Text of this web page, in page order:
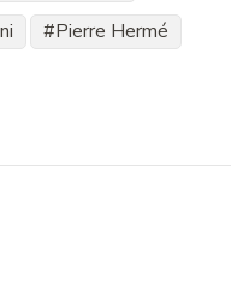
Pierre Hermé